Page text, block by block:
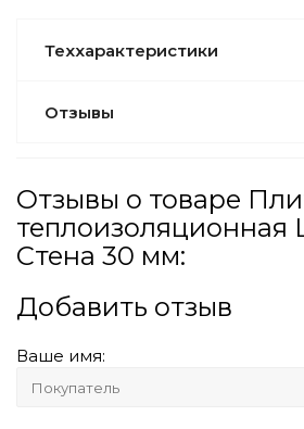
Теххарактеристики
Отзывы
Отзывы о товаре
теплоизоляционная
Стена 30 мм:
Добавить отзыв
Ваше имя: